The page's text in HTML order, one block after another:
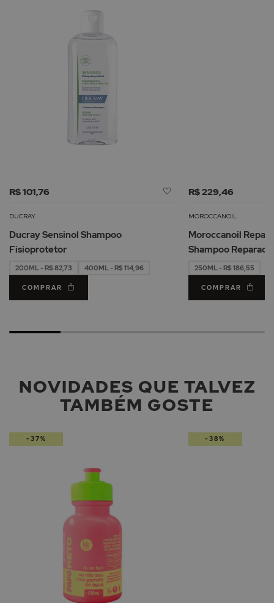
R$ 101,76
Adicionar
Lista
Desejos
DUCRAY
Ducray Sensinol Shampoo
Fisioprotetor
200ML - R$ 82,73 400ML - R$ 114,96
COMPRAR
R$ 229,46
MOROCCANOIL
Moroccanoil
Shampoo
250ML - R$ 186,55
COMPRAR
NOVIDADES QUE TALVEZ
TAMBÉM GOSTE
-37% -38%